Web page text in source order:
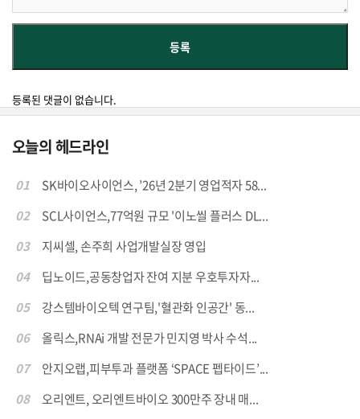
등록된 댓글이 없습니다.
오늘의 헤드라인
01
SK바이오사이언스, ’26년 2분기 영업적자 58...
02
SCL사이언스,77억원 규모 '이노씰 플러스 DL...
03
지씨셀, 손주희 사업개발실장 영입
04
딥노이드,공동창업자 잔여 지분 우호투자자...
05
강스템바이오텍 연구팀,'혈관화 인공간' 동...
06
올릭스,RNAi 개발 전문가 민지영 박사 수석...
07
안지오랩,피부투과 플랫폼 ‘SPACE 펩타이드’...
08
오리엔트, 오리엔트바이오 300만주 장내 매...